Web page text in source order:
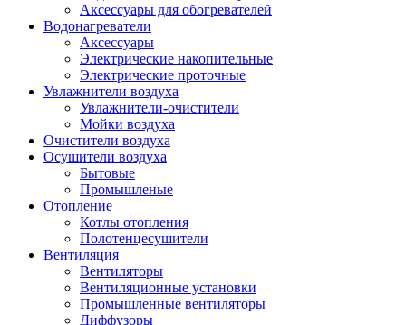
Аксессуары для обогревателей
Водонагреватели
Аксессуары
Электрические накопительные
Электрические проточные
Увлажнители воздуха
Увлажнители-очистители
Мойки воздуха
Очистители воздуха
Осушители воздуха
Бытовые
Промышленые
Отопление
Котлы отопления
Полотенцесушители
Вентиляция
Вентиляторы
Вентиляционные установки
Промышленные вентиляторы
Диффузоры